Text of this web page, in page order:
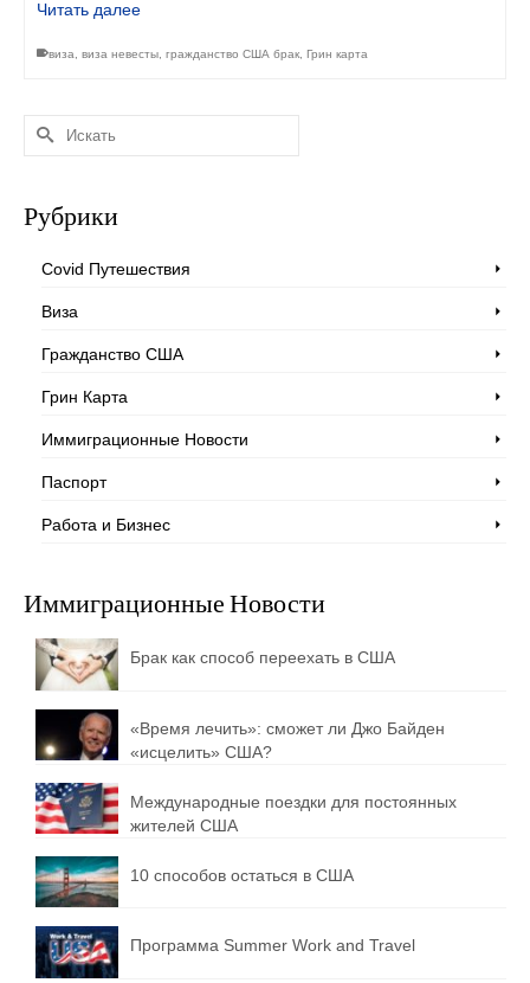
Читать далее
виза виза невесты гражданство США брак Грин карта
Искать:
Рубрики
Covid Путешествия
Виза
Гражданство США
Грин Карта
Иммиграционные Новости
Паспорт
Работа и Бизнес
Иммиграционные Новости
Брак как способ переехать в США
«Время лечить»: сможет ли Джо Байден
«исцелить» США?
Международные поездки для постоянных
жителей США
10 способов остаться в США
Программа Summer Work and Travel